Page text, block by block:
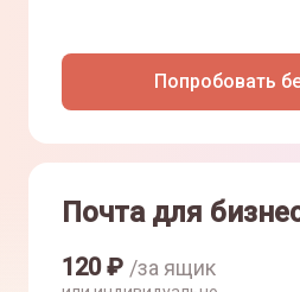
Попробовать
Почта для
120₽ /за ящик